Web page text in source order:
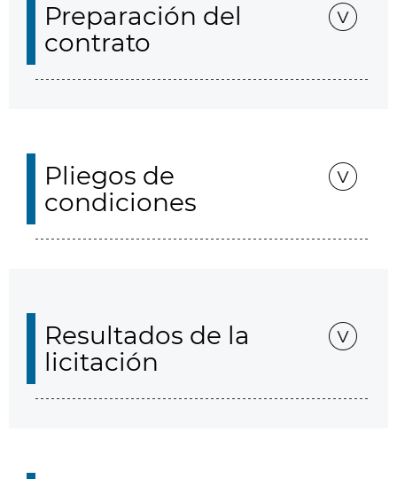
Preparación del
contrato
Pliegos de
condiciones
Resultados de la
licitación